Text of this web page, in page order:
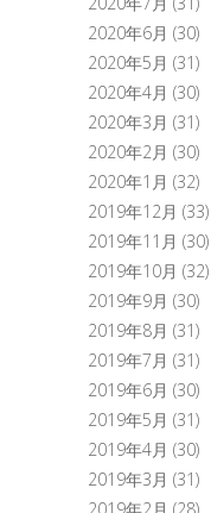
2020年6月 (30)
2020年5月 (31)
2020年4月 (30)
2020年3月 (31)
2020年2月 (30)
2020年1月 (32)
2019年12月 (33)
2019年11月 (30)
2019年10月 (32)
2019年9月 (30)
2019年8月 (31)
2019年7月 (31)
2019年6月 (30)
2019年5月 (31)
2019年4月 (30)
2019年3月 (31)